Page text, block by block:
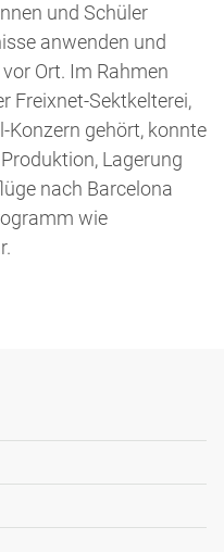
und Schüler
anwenden und
Ort. Im Rahmen
Freixnet-Sektkelterei,
Konzern gehört, konnte
Lagerung
nach Barcelona
wie